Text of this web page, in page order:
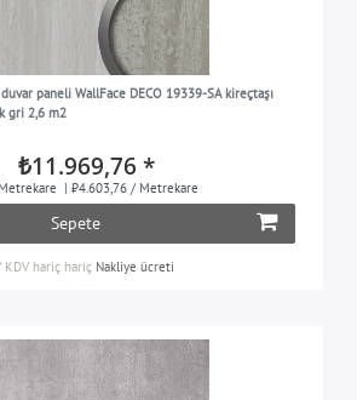
paneli WallFace DECO 19339-SA kireçtaşı
gri 2,6 m2
₺11.969,76 *
Metrekare | ₺4.603,76 / Metrekare
Sepete
KDV hariç hariç Nakliye ücreti